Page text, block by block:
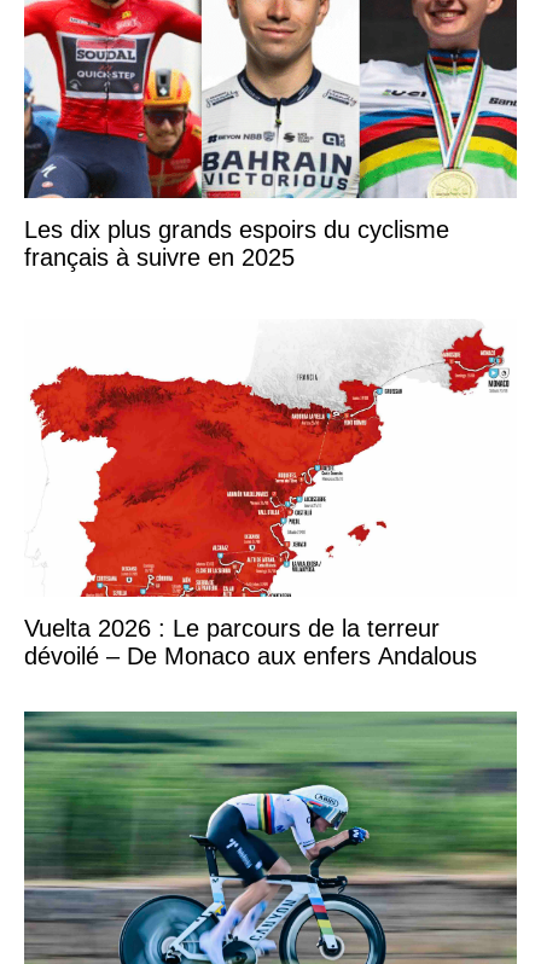
Les dix plus grands espoirs du cyclisme
français à suivre en 2025
Vuelta 2026 : Le parcours de la terreur
dévoilé – De Monaco aux enfers Andalous